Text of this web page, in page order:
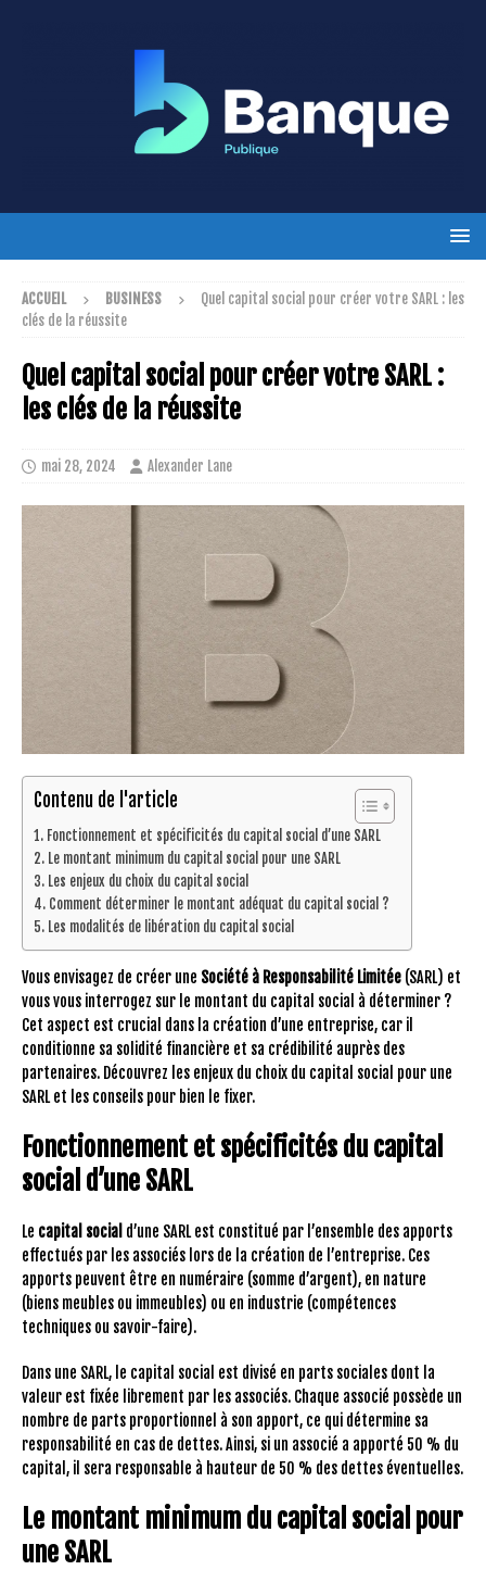
ACCUEIL BUSINESS
Quel capital social pour créer votre SARL : les
clés de la réussite
Quel capital social pour créer votre SARL :
les clés de la réussite
mai 28, 2024 Alexander Lane
Contenu de l'article
Fonctionnement et spécificités du capital social d’une SARL
Le montant minimum du capital social pour une SARL
Les enjeux du choix du capital social
Comment déterminer le montant adéquat du capital social ?
Les modalités de libération du capital social
Vous envisagez de créer une Société à Responsabilité Limitée (SARL) et
vous vous interrogez sur le montant du capital social à déterminer ?
Cet aspect est crucial dans la création d’une entreprise, car il
conditionne sa solidité financière et sa crédibilité auprès des
partenaires. Découvrez les enjeux du choix du capital social pour une
SARL et les conseils pour bien le fixer.
Fonctionnement et spécificités du capital
social d’une SARL
Le capital social d’une SARL est constitué par l’ensemble des apports
effectués par les associés lors de la création de l’entreprise. Ces
apports peuvent être en numéraire (somme d’argent), en nature
(biens meubles ou immeubles) ou en industrie (compétences
techniques ou savoir-faire).
Dans une SARL, le capital social est divisé en parts sociales dont la
valeur est fixée librement par les associés. Chaque associé possède un
nombre de parts proportionnel à son apport, ce qui détermine sa
responsabilité en cas de dettes. Ainsi, si un associé a apporté 50 % du
capital, il sera responsable à hauteur de 50 % des dettes éventuelles.
Le montant minimum du capital social pour
une SARL